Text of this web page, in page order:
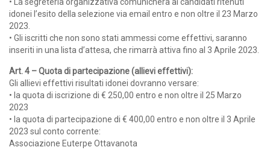
idonei l’esito della selezione via email entro e non oltre il 23 Marzo
2023.
• Gli iscritti che non sono stati ammessi come effettivi, saranno
inseriti in una lista d’attesa, che rimarrà attiva fino al 3 Aprile 2023.
Art. 4 – Quota di partecipazione (allievi effettivi):
Gli allievi effettivi risultati idonei dovranno versare:
• la quota di iscrizione di € 250,00 entro e non oltre il 25 Marzo
2023
• la quota di partecipazione di € 400,00 entro e non oltre il 3 Aprile
2023 sul conto corrente:
Associazione Euterpe Ottavanota